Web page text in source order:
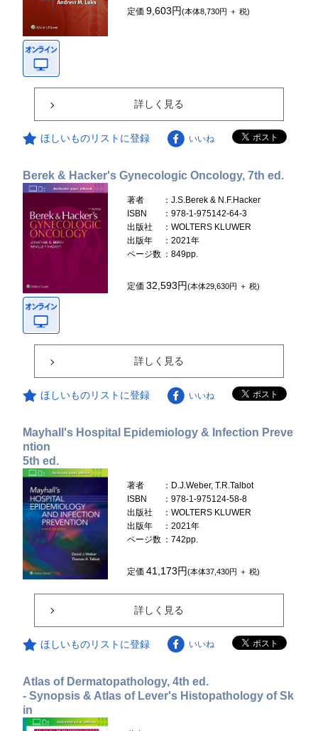
定価9,603円(本体8,730円 ＋ 税)
詳しく見る
ほしいものリストに登録 いいね
Berek & Hacker's Gynecologic Oncology, 7th ed.
著者
：J.S.Berek & N.F.Hacker
ISBN
：978-1-975142-64-3
出版社
：WOLTERS KLUWER
出版年
：2021年
ページ数 ：849pp.
定価32,593円(本体29,630円 ＋ 税)
詳しく見る
ほしいものリストに登録 いいね
Mayhall's Hospital Epidemiology & Infection Preve
ntion
5th ed.
著者
：D.J.Weber, T.R.Talbot
ISBN
：978-1-975124-58-8
出版社
：WOLTERS KLUWER
出版年
：2021年
ページ数 ：742pp.
定価41,173円(本体37,430円 ＋ 税)
詳しく見る
ほしいものリストに登録 いいね
Atlas of Dermatopathology, 4th ed.
- Synopsis & Atlas of Lever's Histopathology of Sk
in